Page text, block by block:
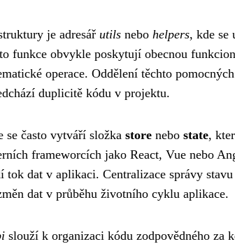
je adresář utils nebo helpers, kde se
funkce obvykle poskytují obecnou
operace. Oddělení těchto
duplicitě kódu v projektu.
se často vytváří složka store nebo state,
frameworcích jako React, Vue nebo
tok dat v aplikaci. Centralizace správy
dat v průběhu životního cyklu aplikace.
slouží k organizaci kódu zodpovědného za